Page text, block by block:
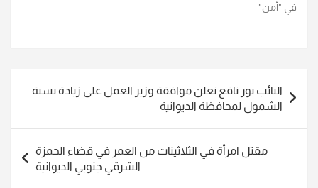
في "أمن"
المقالات
النائب نور نافع تعلن موافقة وزير العمل على زيادة نسبة
الشمول لمحافظة الديوانية
مقتل امرأة في الثلاثينات من العمر في قضاء الحمزة
الشرقي جنوبي الديوانية